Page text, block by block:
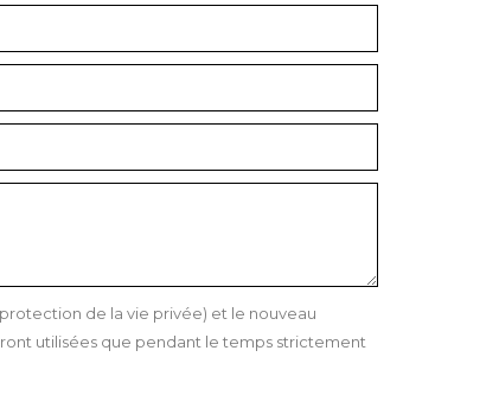
de la vie privée) et le nouveau
utilisées que pendant le temps strictement